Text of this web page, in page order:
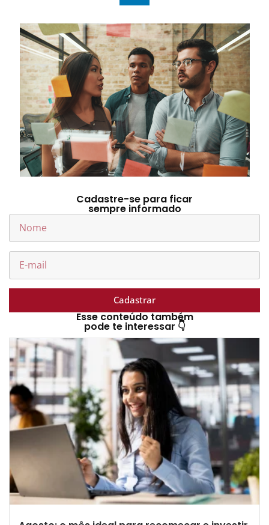
Cadastre-se para ficar
sempre informado
Cadastrar
Esse conteúdo também
pode te interessar 👇